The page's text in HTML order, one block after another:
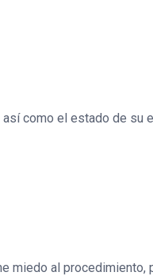
como el estado de su
miedo al procedimiento,